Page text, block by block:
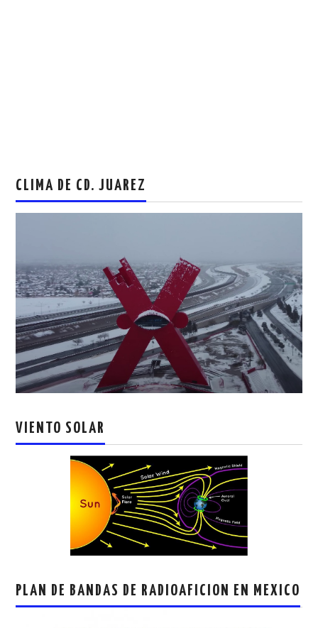
CLIMA DE CD. JUAREZ
VIENTO SOLAR
PLAN DE BANDAS DE RADIOAFICION EN MEXICO